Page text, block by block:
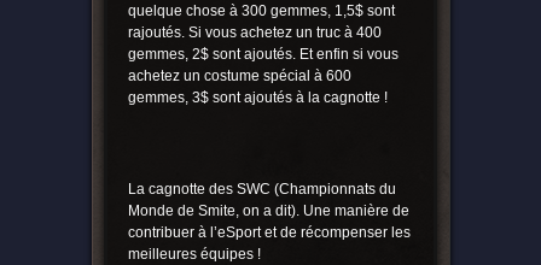
quelque chose à 300 gemmes, 1,5$ sont
rajoutés. Si vous achetez un truc à 400
gemmes, 2$ sont ajoutés. Et enfin si vous
achetez un costume spécial à 600
gemmes, 3$ sont ajoutés à la cagnotte !
La cagnotte des SWC (Championnats du
Monde de Smite, on a dit). Une manière de
contribuer à l’eSport et de récompenser les
meilleures équipes !